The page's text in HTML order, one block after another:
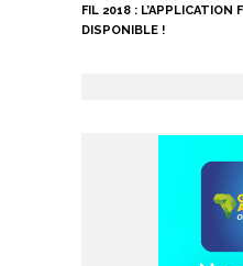
FIL 2018 : L’APPLICATION
DISPONIBLE !